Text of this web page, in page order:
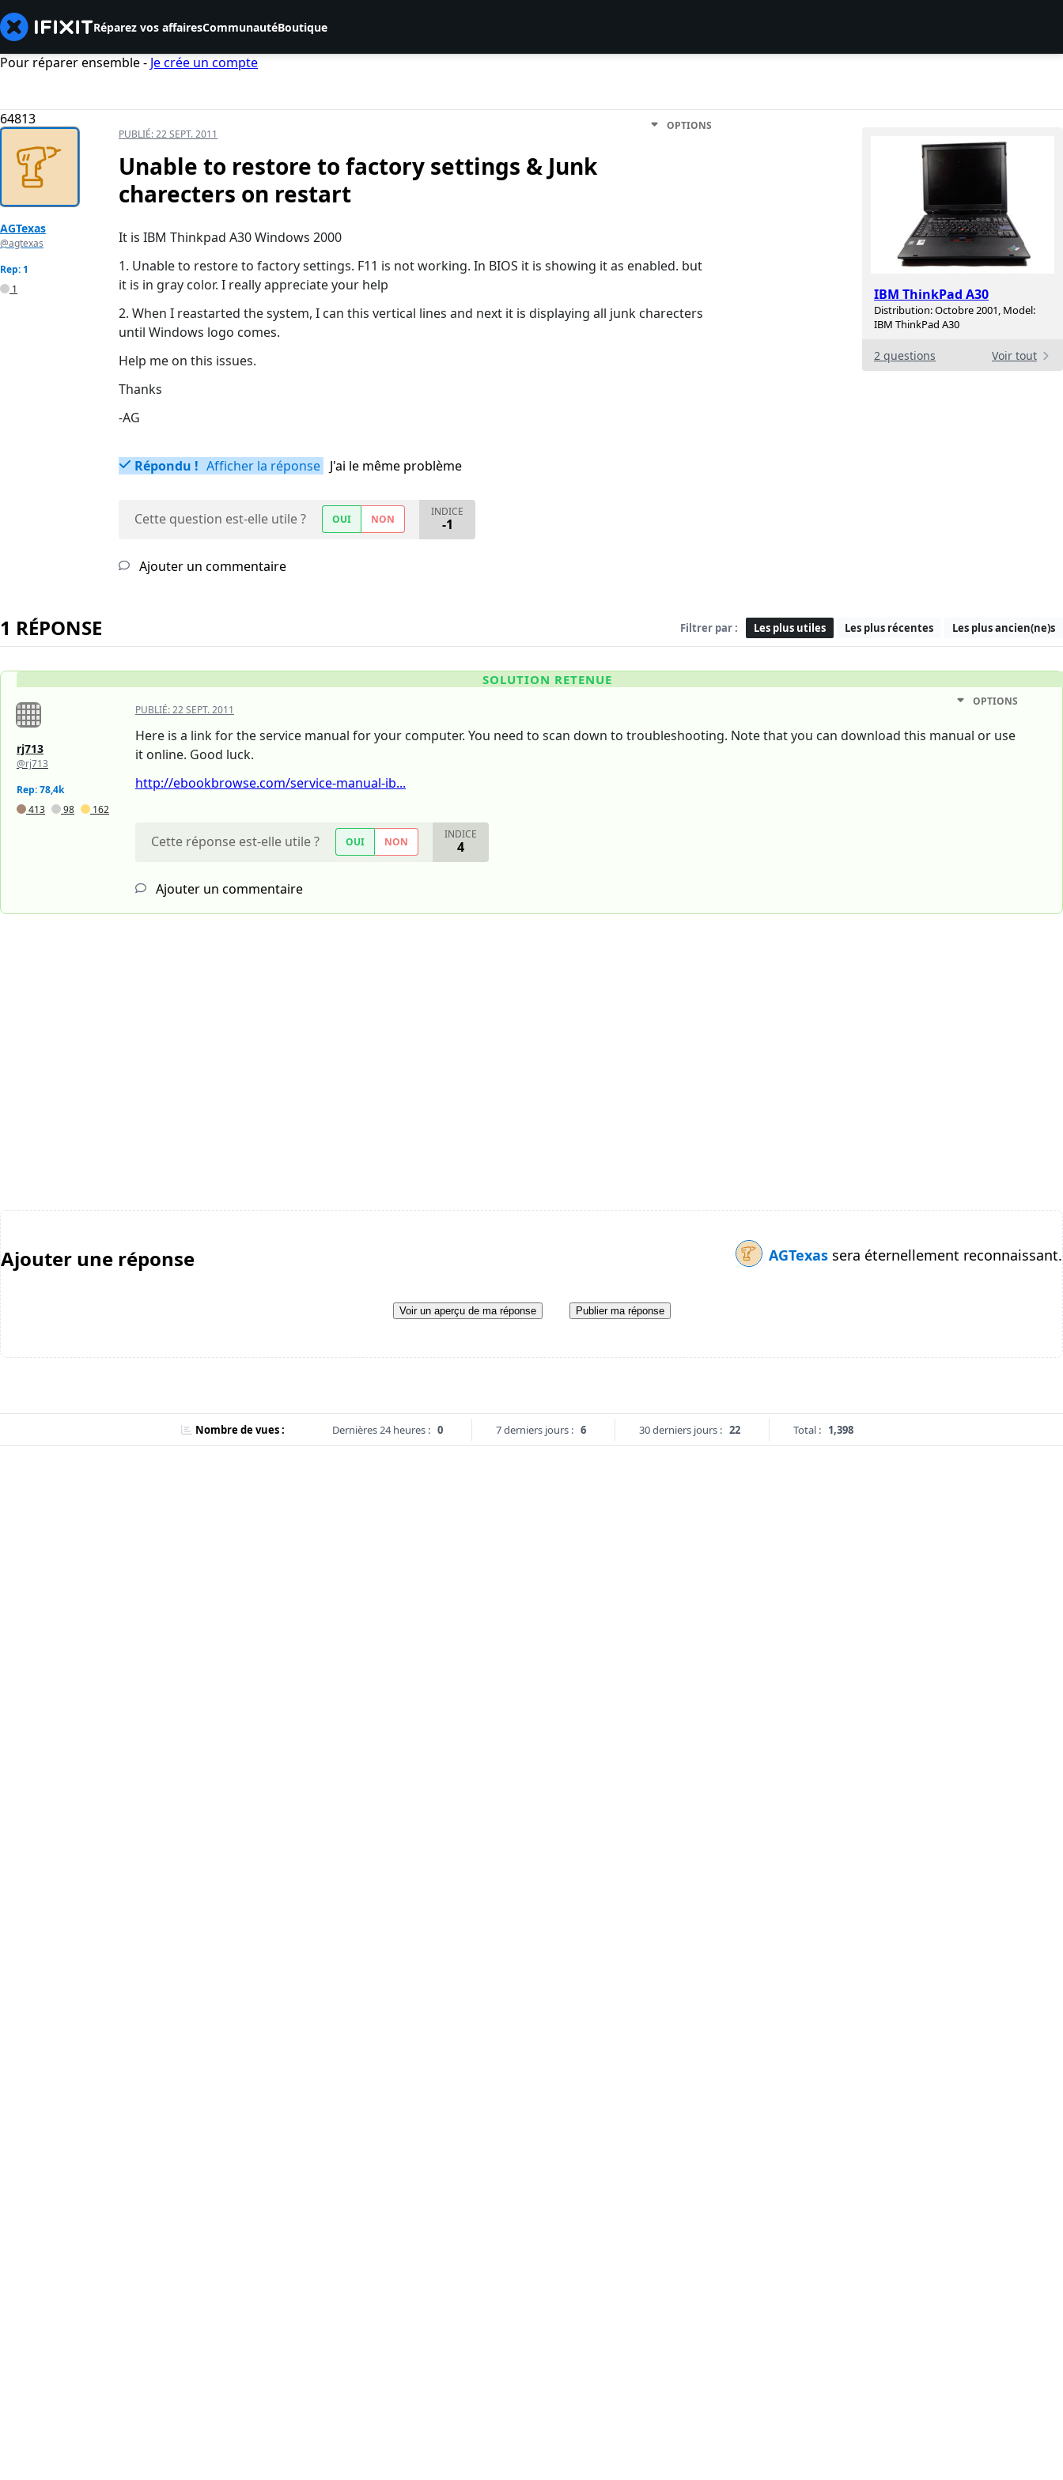
Réparez vos affairesCommunautéBoutique
Pour réparer ensemble - Je crée un compte
64813
IBM ThinkPad A30
Distribution: Octobre 2001, Model:
IBM ThinkPad A30
2 questions Voir tout
AGTexas
@agtexas
Rep: 1
1
PUBLIÉ:22 SEPT. 2011
OPTIONS
Unable to restore to factory settings & Junk
charecters on restart
It is IBM Thinkpad A30 Windows 2000
1. Unable to restore to factory settings. F11 is not working. In BIOS it is showing it as enabled. but
it is in gray color. I really appreciate your help
2. When I reastarted the system, I can this vertical lines and next it is displaying all junk charecters
until Windows logo comes.
Help me on this issues.
Thanks
-AG
Répondu ! Afficher la réponse J'ai le même problème
Cette question est-elle utile ? OUI NON
INDICE
-1
Ajouter un commentaire
1 RÉPONSE Filtrer par : Les plus utiles Les plus récentes Les plus ancien(ne)s
SOLUTION RETENUE
rj713
@rj713
Rep: 78,4k
413
98 162
PUBLIÉ:22 SEPT. 2011
OPTIONS
Here is a link for the service manual for your computer. You need to scan down to troubleshooting. Note that you can download this manual or use
it online. Good luck.
http://ebookbrowse.com/service-manual-ib...
Cette réponse est-elle utile ? OUI NON
INDICE
4
Ajouter un commentaire
Ajouter une réponse AGTexas sera éternellement reconnaissant.
Voir un aperçu de ma réponse Publier ma réponse
Nombre de vues : Dernières 24 heures : 0 7 derniers jours : 6 30 derniers jours : 22 Total : 1,398